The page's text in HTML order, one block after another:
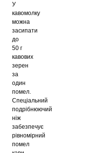
У
кавомолку
можна
засипати
до
50 г
кавових
зерен
за
один
помел.
Спеціальний
подрібнюючий
ніж
забезпечує
рівномірний
помел